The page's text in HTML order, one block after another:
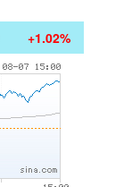
+1.02%